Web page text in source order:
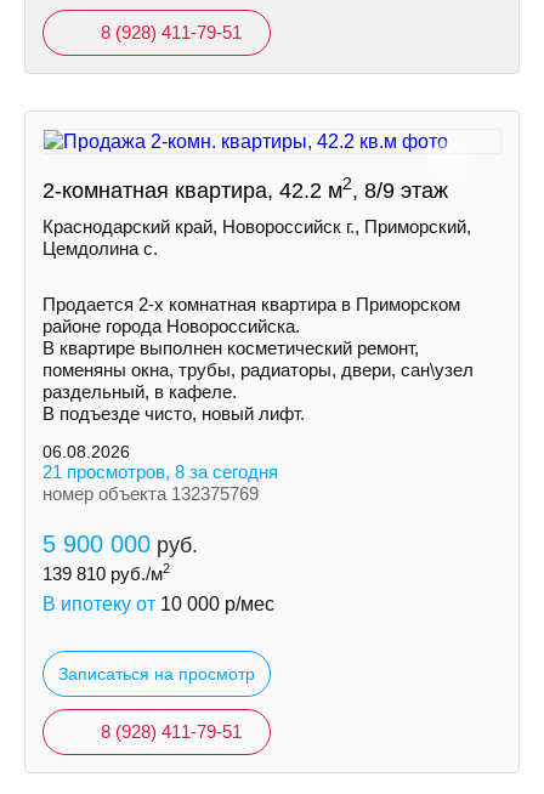
8 (928) 411-79-51
2-комнатная квартира, 42.2 м2, 8/9 этаж
Краснодарский край, Новороссийск г., Приморский,
Цемдолина с.
Продается 2-х комнатная квартира в Приморском
районе города Новороссийска.
В квартире выполнен косметический ремонт,
поменяны окна, трубы, радиаторы, двери, сан\узел
раздельный, в кафеле.
В подъезде чисто, новый лифт.
06.08.2026
21 просмотров, 8 за сегодня
номер объекта 132375769
5 900 000 руб.
139 810 руб./м2
В ипотеку от 10 000 р/мес
Записаться на просмотр
8 (928) 411-79-51